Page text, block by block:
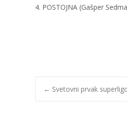
4. POSTOJNA (Gašper
Post
← Svetovni prvak